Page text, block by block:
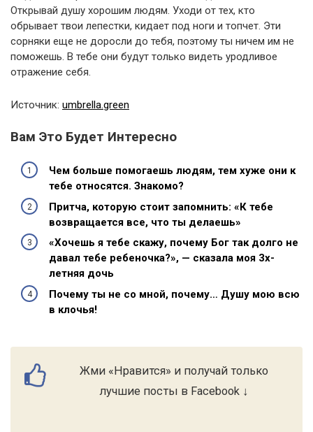
Открывай душу хорошим людям. Уходи от тех, кто
обрывает твои лепестки, кидает под ноги и топчет. Эти
сорняки еще не доросли до тебя, поэтому ты ничем им не
поможешь. В тебе они будут только видеть уродливое
отражение себя.
Источник: umbrella.green
Вам Это Будет Интересно
Чем больше помогаешь людям, тем хуже они к
тебе относятся. Знакомо?
Притча, которую стоит запомнить: «К тебе
возвращается все, что ты делаешь»
«Хочешь я тебе скажу, почему Бог так долго не
давал тебе ребеночка?», — сказала моя 3х-
летняя дочь
Почему ты не со мной, почему… Душу мою всю
в клочья!
Жми «Нравится» и получай только
лучшие посты в Facebook ↓